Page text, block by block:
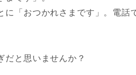
に「おつかれさまです」。電話
だと思いませんか？